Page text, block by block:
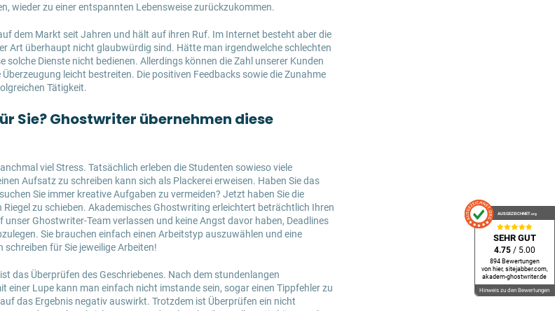
wieder zu einer entspannten Lebensweise zurückzukommen.
dem Markt seit Jahren und hält auf ihren Ruf. Im Internet besteht aber die
Art überhaupt nicht glaubwürdig sind. Hätte man irgendwelche schlechten
solche Dienste nicht bedienen. Allerdings können die Zahl unserer Kunden
leicht bestreiten. Die positiven Feedbacks sowie die Zunahme
Tätigkeit.
Sie? Ghostwriter übernehmen diese
viel Stress. Tatsächlich erleben die Studenten sowieso viele
Aufsatz zu schreiben kann sich als Plackerei erweisen. Haben Sie das
Sie immer kreative Aufgaben zu vermeiden? Jetzt haben Sie die
zu schieben. Akademisches Ghostwriting erleichtert beträchtlich Ihren
unser Ghostwriter-Team verlassen und keine Angst davor haben, Deadlines
Sie brauchen einfach einen Arbeitstyp auszuwählen und eine
für Sie jeweilige Arbeiten!
das Überprüfen des Geschriebenes. Nach dem stundenlangen
einer Lupe kann man einfach nicht imstande sein, sogar einen Tippfehler zu
das Ergebnis negativ auswirkt. Trotzdem ist Überprüfen ein nicht
AUSGEZEICHNET.org
SEHR GUT
4.75 / 5.00
894 Bewertungen
von hier, sitejabber.com,
akadem-ghostwriter.de
Hinweis zu den Bewertungen